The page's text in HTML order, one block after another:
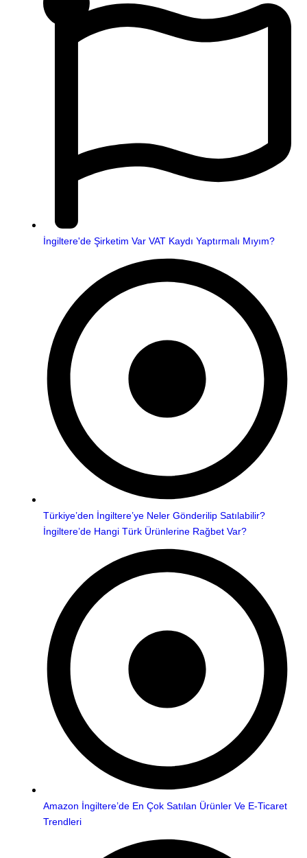
İngiltere'de Şirketim Var VAT Kaydı Yaptırmalı Mıyım?
Türkiye’den İngiltere’ye Neler Gönderilip Satılabilir?
İngiltere’de Hangi Türk Ürünlerine Rağbet Var?
Amazon İngiltere’de En Çok Satılan Ürünler Ve E-Ticaret
Trendleri